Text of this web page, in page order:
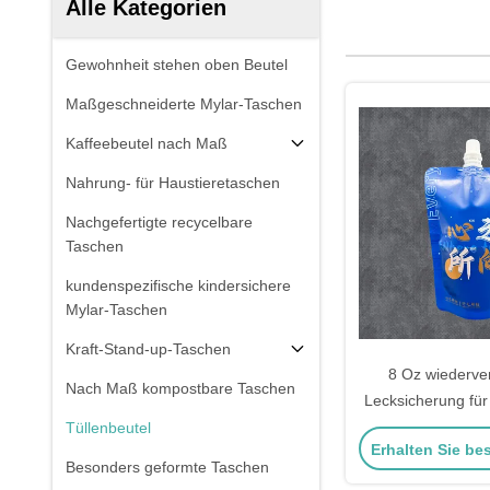
Alle Kategorien
Gewohnheit stehen oben Beutel
Maßgeschneiderte Mylar-Taschen
Kaffeebeutel nach Maß
Nahrung- für Haustieretaschen
Nachgefertigte recycelbare
Taschen
kundenspezifische kindersichere
Mylar-Taschen
Kraft-Stand-up-Taschen
Nach Maß kompostbare Taschen
Tüllenbeutel
Besonders geformte Taschen
8 Oz
Lecksicherung für
Auslassbeutel
Erhalten Sie